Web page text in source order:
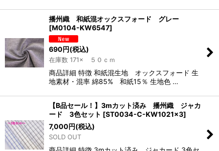
播州織 和紙混オックスフォード グレー
[M0104-KW6547]
690円(税込)
在庫数 171× ５０ｃｍ
商品詳細 特徴 和紙混生地 オックスフォード 生
地素材・混率 綿85% 和紙15％ 生地色 …
【B品セール！】3mカット済み 播州織 ジャカ
ード 3色セット [ST0034-C-KW1021×3]
7,000円(税込)
SOLD OUT